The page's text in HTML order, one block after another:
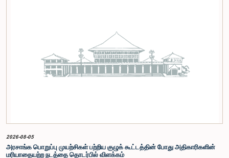
2026-08-05
அரசாங்க பொறுப்பு முயற்சிகள் பற்றிய குழுக் கூட்டத்தின் போது அதிகாரிகளின்
மரியாதையற்ற நடத்தை தொடர்பில் விளக்கம்